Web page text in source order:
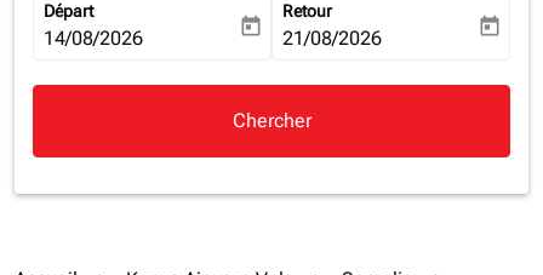
Départ
fc-booking-departure-date-aria-label
14/08/2026 today
Retour
fc-booking-return-date-aria-
21/08/2026 today
Chercher